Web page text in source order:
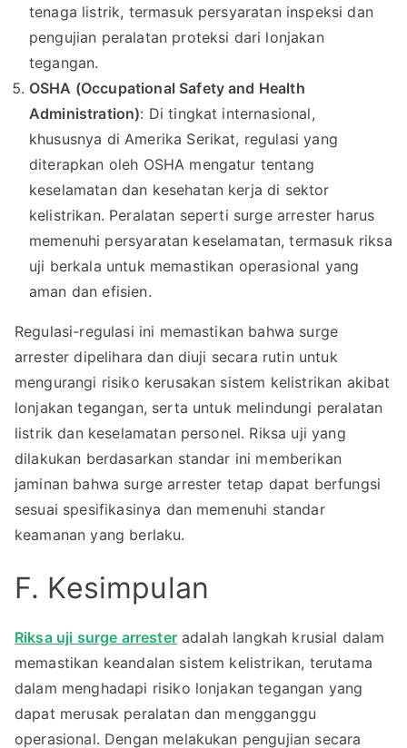
tenaga listrik, termasuk persyaratan inspeksi dan
pengujian peralatan proteksi dari lonjakan
tegangan.
OSHA (Occupational Safety and Health
Administration): Di tingkat internasional,
khususnya di Amerika Serikat, regulasi yang
diterapkan oleh OSHA mengatur tentang
keselamatan dan kesehatan kerja di sektor
kelistrikan. Peralatan seperti surge arrester harus
memenuhi persyaratan keselamatan, termasuk riksa
uji berkala untuk memastikan operasional yang
aman dan efisien.
Regulasi-regulasi ini memastikan bahwa surge
arrester dipelihara dan diuji secara rutin untuk
mengurangi risiko kerusakan sistem kelistrikan akibat
lonjakan tegangan, serta untuk melindungi peralatan
listrik dan keselamatan personel. Riksa uji yang
dilakukan berdasarkan standar ini memberikan
jaminan bahwa surge arrester tetap dapat berfungsi
sesuai spesifikasinya dan memenuhi standar
keamanan yang berlaku.
F. Kesimpulan
Riksa uji surge arresteradalah langkah krusial dalam
memastikan keandalan sistem kelistrikan, terutama
dalam menghadapi risiko lonjakan tegangan yang
dapat merusak peralatan dan mengganggu
operasional. Dengan melakukan pengujian secara